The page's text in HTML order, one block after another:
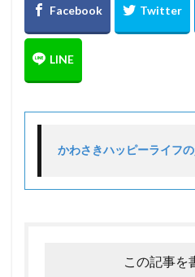
かわさきハッピーライフ
この記事を